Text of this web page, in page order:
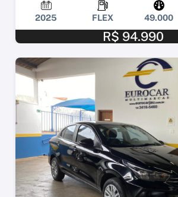
2025 FLEX 49.000
R$ 94.990